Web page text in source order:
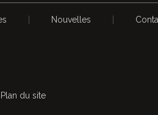
Nouvelles
Plan du site